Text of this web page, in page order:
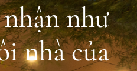
như
nhà của